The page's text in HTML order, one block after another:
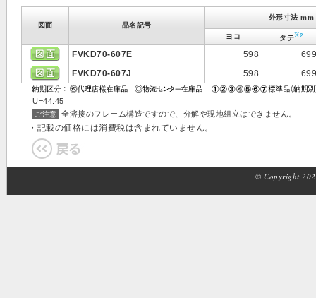
図面 品名記号
外形寸法 mm
ヨコ タテ※2
FVKD70-607E 598
699
FVKD70-607J
598 699
U=44.45
ご注意 全溶接のフレーム構造ですので、分解や現地組立はできません。
・記載の価格には消費税は含まれていません。
© Copyright